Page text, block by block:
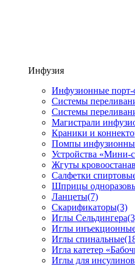
Инфузия
Инфузионные порт-
Системы
Системы
Магистрали
Краники и
Помпы
Устройства «Мини-
Жгуты
Салфетки
Шприцы
Ланцеты(7)
Скарификаторы(3)
Иглы Сельдингера
Иглы
Иглы спинальные
Игла катетер
Иглы для